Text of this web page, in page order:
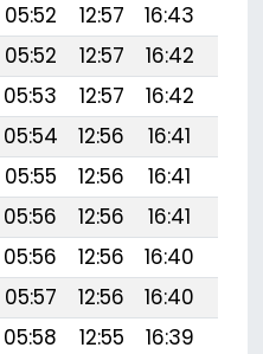
05:52 12:57 16:43
05:52 12:57 16:42
05:53 12:57 16:42
05:54 12:56 16:41
05:55 12:56 16:41
05:56 12:56 16:41
05:56 12:56 16:40
05:57 12:56 16:40
05:58 12:55 16:39